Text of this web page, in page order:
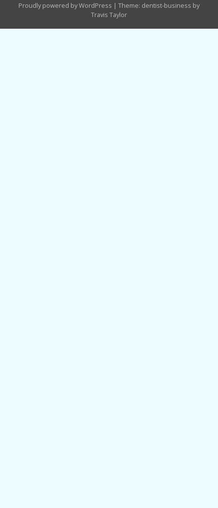
Proudly powered by WordPress | Theme: dentist-business by
Travis Taylor